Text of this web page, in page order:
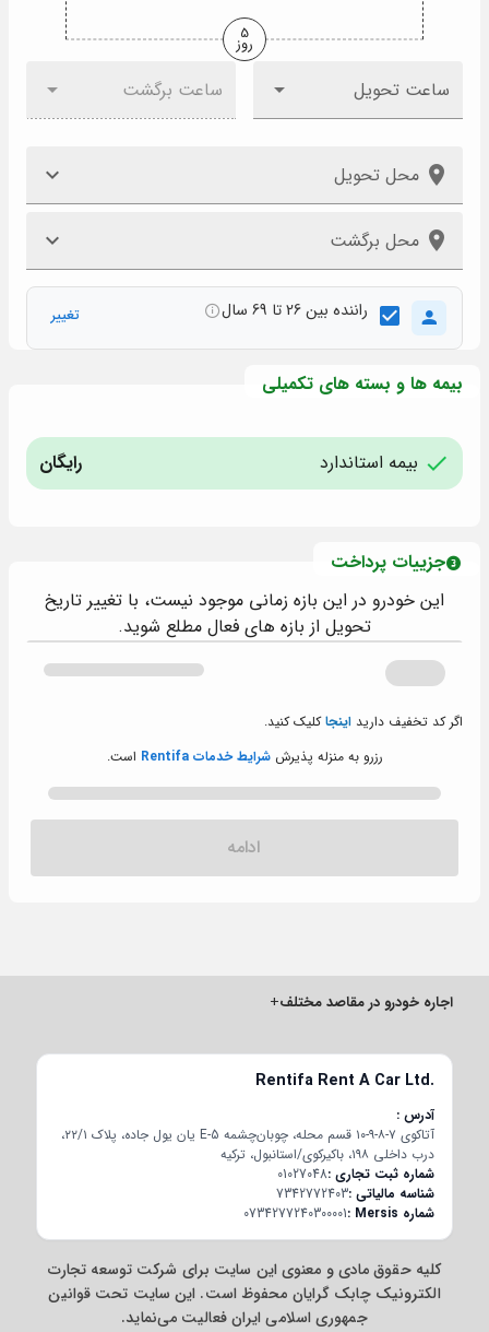
5
روز
ساعت تحویل ساعت برگشت
محل تحویل
محل برگشت
راننده بین 26 تا 69 سال تغییر
بیمه ها و بسته های تکمیلی
بیمه استاندارد رایگان
جزییات پرداخت
این خودرو در این بازه زمانی موجود نیست، با تغییر تاریخ
تحویل از بازه های فعال مطلع شوید.
اگر کد تخفیف دارید اینجاکلیک کنید.
رزرو به منزله پذیرششرایط خدمات Rentifa است.
ادامه
اجاره خودرو در مقاصد مختلف+
Rentifa Rent A Car Ltd.
آدرس
آتاکوی ۷-۸-۹-۱۰ قسم محله، چوبان‌چشمه E-5 یان یول جاده، پلاک ۲۲/۱،
درب داخلی ۱۹۸، باکیرکوی/استانبول، ترکیه
شماره ثبت تجاری01027048
شناسه مالیاتی7342772403
شماره Mersis
0734277240300001
کلیه حقوق مادی و معنوی این سایت برای شرکت توسعه تجارت
الکترونیک چابک گرایان محفوظ است. این سایت تحت قوانین
جمهوری اسلامی ایران فعالیت می‌نماید.